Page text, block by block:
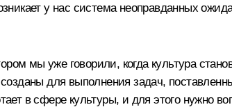
у нас система неоправданных
мы уже говорили, когда культура
для выполнения задач,
в сфере культуры, и для этого нужно